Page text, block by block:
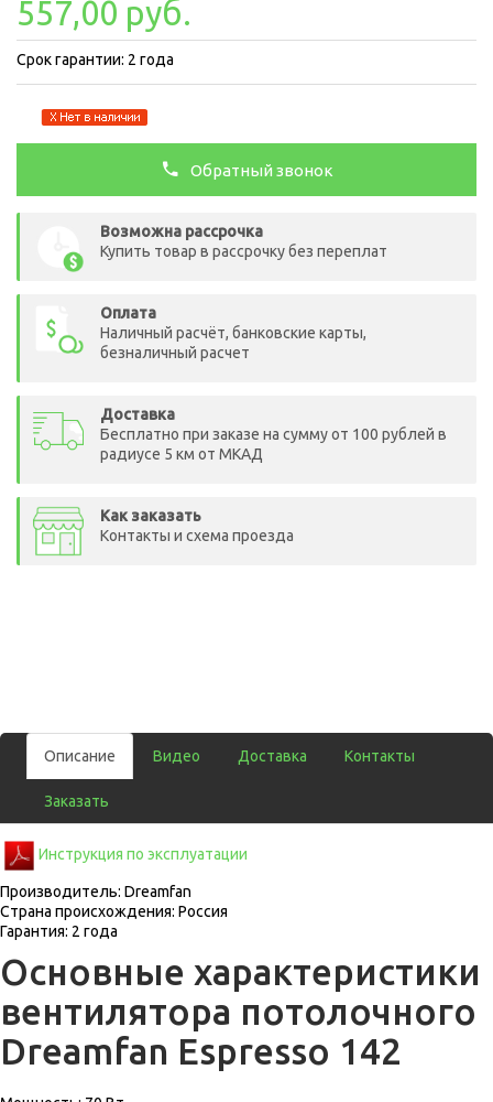
557,00 руб.
Срок гарантии: 2 года
Обратный звонок
Возможна рассрочка
Купить товар в рассрочку без переплат
Оплата
Наличный расчёт, банковские карты,
безналичный расчет
Доставка
Бесплатно при заказе на сумму от 100 рублей в
радиусе 5 км от МКАД
Как заказать
Контакты и схема проезда
Описание Видео Доставка Контакты
Заказать
Инструкция по эксплуатации
Производитель: Dreamfan
Страна происхождения: Россия
Гарантия: 2 года
Основные характеристики
вентилятора потолочного
Dreamfan Espresso 142